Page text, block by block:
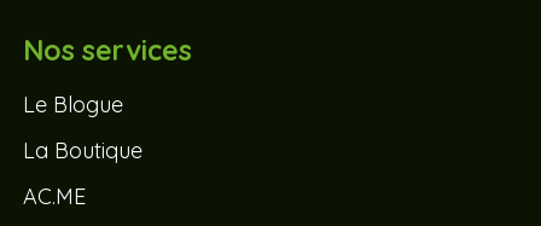
Nos services
Le Blogue
La Boutique
AC.ME